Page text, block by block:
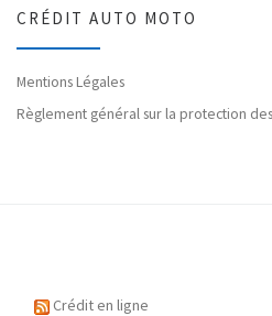
CRÉDIT AUTO MOTO
Mentions Légales
Règlement général sur la protection
Crédit en ligne